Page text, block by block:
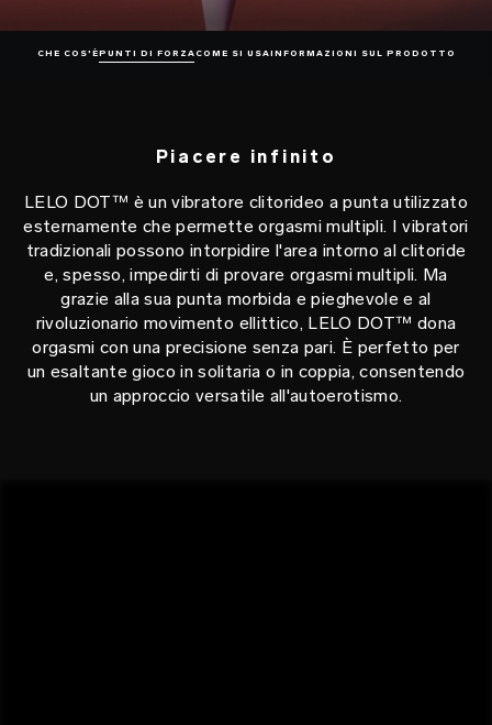
CHE COS'ÈPUNTI DI FORZACOME SI USAINFORMAZIONI SUL PRODOTTO
Piacere infinito
LELO DOT™ è un vibratore clitorideo a punta utilizzato
esternamente che permette orgasmi multipli. I vibratori
tradizionali possono intorpidire l'area intorno al clitoride
e, spesso, impedirti di provare orgasmi multipli. Ma
grazie alla sua punta morbida e pieghevole e al
rivoluzionario movimento ellittico, LELO DOT™ dona
orgasmi con una precisione senza pari. È perfetto per
un esaltante gioco in solitaria o in coppia, consentendo
un approccio versatile all'autoerotismo.